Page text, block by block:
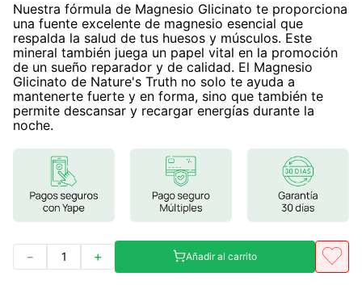
9.
stevia
10. proteina
Nuestra fórmula de Magnesio Glicinato te proporciona
una fuente excelente de magnesio esencial que
respalda la salud de tus huesos y músculos. Este
mineral también juega un papel vital en la promoción
de un sueño reparador y de calidad. El Magnesio
Glicinato de Nature's Truth no solo te ayuda a
mantenerte fuerte y en forma, sino que también te
permite descansar y recargar energías durante la
noche.
＋
－ Añadir al carrito